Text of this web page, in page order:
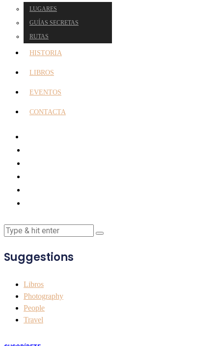
LUGARES
GUÍAS SECRETAS
RUTAS
HISTORIA
LIBROS
EVENTOS
CONTACTA
Suggestions
Libros
Photography
People
Travel